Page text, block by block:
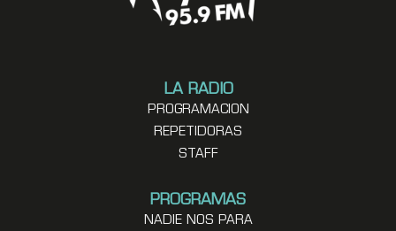
LA RADIO
PROGRAMACION
REPETIDORAS
STAFF
PROGRAMAS
NADIE NOS PARA